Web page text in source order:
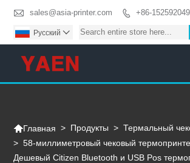
 sales@asia-printer.com  +86-
Pусский 
Главная > Продукты > Термальный
> 58-миллиметровый чековый
Дешевый Citizen Bluetooth и USB Pos